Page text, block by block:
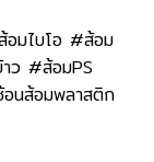
มไบโอ #ส้อม
ว #ส้อมPS
นส้อมพลาสติก